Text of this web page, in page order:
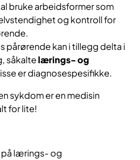
bruke arbeidsformer som
og kontroll for
pårørende kan i tillegg delta i
såkalte lærings- og
er diagnosespesifikke.
sykdom er en medisin
for lite!
lærings- og